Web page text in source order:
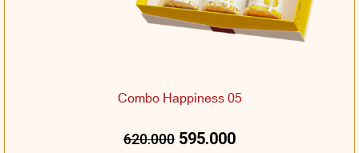
Combo Happiness 05
620.000 595.000